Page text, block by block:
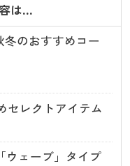
は…
冬のおすすめコー
セレクトアイテム
ウェーブ」タイプ